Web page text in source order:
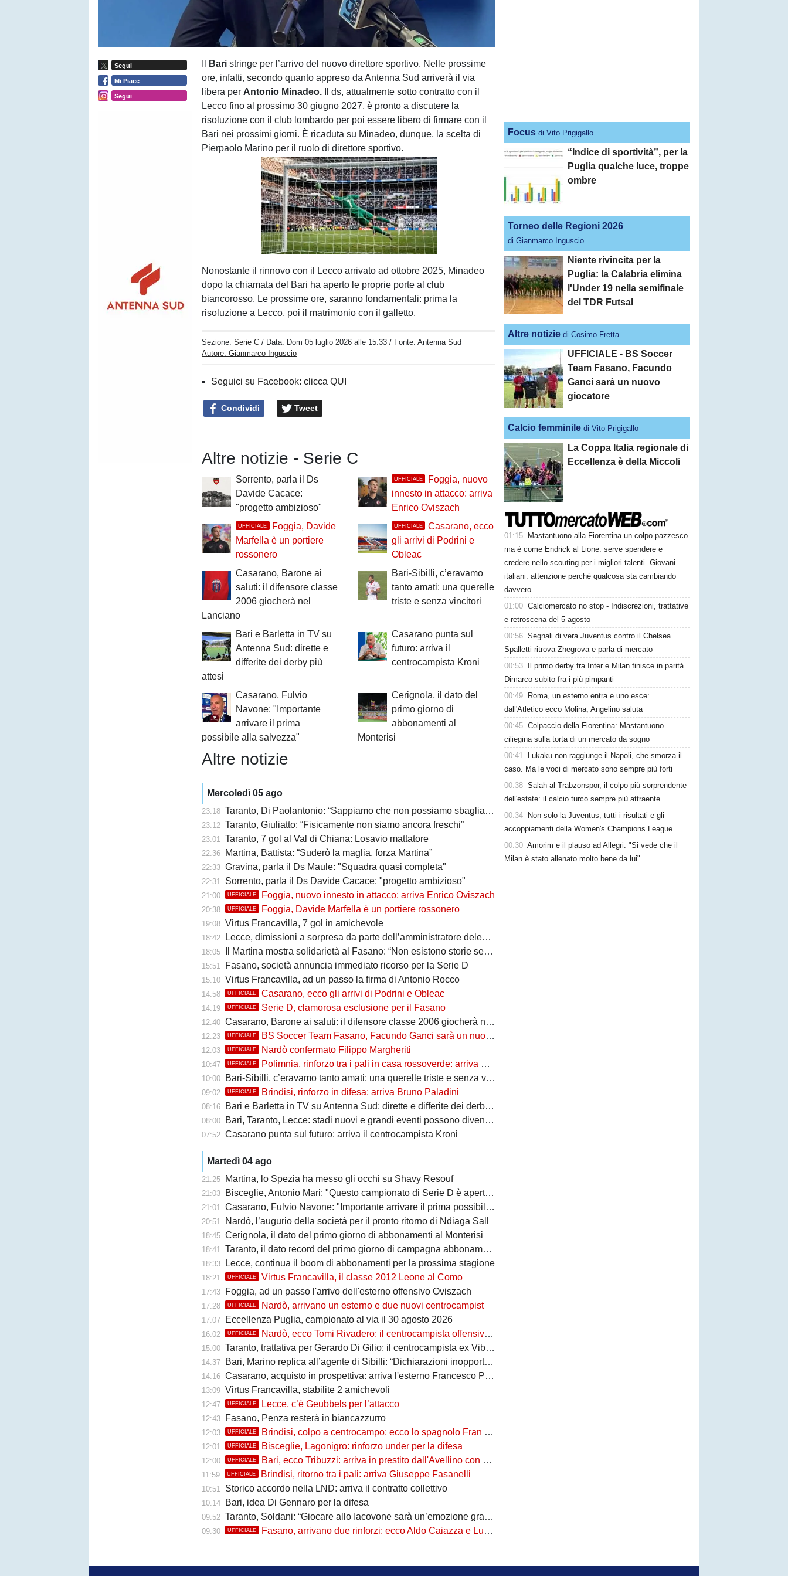
Segui
Mi Piace
Segui
Baristringe per l’arrivo del nuovo direttore sportivo. Nelle prossime
ore, infatti, secondo quanto appreso da Antenna Sud arriverà il via
libera per Antonio Minadeo. Il ds, attualmente sotto contratto con il
Lecco fino al prossimo 30 giugno 2027, è pronto a discutere la
risoluzione con il club lombardo per poi essere libero di firmare con il
Bari nei prossimi giorni. È ricaduta su Minadeo, dunque, la scelta di
Pierpaolo Marino per il ruolo di direttore sportivo.
Unmute
Loaded:
100.00%
Nonostante il rinnovo con il Lecco arrivato ad ottobre 2025, Minadeo
dopo la chiamata del Bari ha aperto le proprie porte al club
biancorosso. Le prossime ore, saranno fondamentali: prima la
risoluzione a Lecco, poi il matrimonio con il galletto.
Sezione:Serie C / Data: Dom 05 luglio 2026 alle 15:33 / Fonte: Antenna Sud
Autore: Gianmarco Inguscio
Seguici su Facebook: clicca QUI
Condividi Tweet
Altre notizie - Serie C
Sorrento, parla il Ds
Davide Cacace:
"progetto ambizioso"
UFFICIALE
Foggia, nuovo
innesto in attacco: arriva
Enrico Oviszach
UFFICIALE
Foggia, Davide
Marfella è un portiere
rossonero
UFFICIALE
Casarano, ecco
gli arrivi di Podrini e
Obleac
Casarano, Barone ai
saluti: il difensore classe
2006 giocherà nel
Lanciano
Bari-Sibilli, c’eravamo
tanto amati: una querelle
triste e senza vincitori
Bari e Barletta in TV su
Antenna Sud: dirette e
differite dei derby più
attesi
Casarano punta sul
futuro: arriva il
centrocampista Kroni
Casarano, Fulvio
Navone: "Importante
arrivare il prima
possibile alla salvezza"
Cerignola, il dato del
primo giorno di
abbonamenti al
Monterisi
Altre notizie
Mercoledì 05 ago
23:18 Taranto, Di Paolantonio: “Sappiamo che non possiamo sbagliare”
23:12 Taranto, Giuliatto: “Fisicamente non siamo ancora freschi”
23:01 Taranto, 7 gol al Val di Chiana: Losavio mattatore
22:36 Martina, Battista: “Suderò la maglia, forza Martina”
22:33 Gravina, parla il Ds Maule: "Squadra quasi completa"
22:31 Sorrento, parla il Ds Davide Cacace: "progetto ambizioso"
21:00 UFFICIALE Foggia, nuovo innesto in attacco: arriva Enrico Oviszach
20:38 UFFICIALE Foggia, Davide Marfella è un portiere rossonero
19:08 Virtus Francavilla, 7 gol in amichevole
18:42 Lecce, dimissioni a sorpresa da parte dell’amministratore delegato
18:05 Il Martina mostra solidarietà al Fasano: “Non esistono storie senza avversari”
15:51 Fasano, società annuncia immediato ricorso per la Serie D
15:10 Virtus Francavilla, ad un passo la firma di Antonio Rocco
14:58 UFFICIALE Casarano, ecco gli arrivi di Podrini e Obleac
14:19 UFFICIALE Serie D, clamorosa esclusione per il Fasano
12:40 Casarano, Barone ai saluti: il difensore classe 2006 giocherà nel Lanciano
12:23 UFFICIALE BS Soccer Team Fasano, Facundo Ganci sarà un nuovo giocatore
12:03 UFFICIALE Nardò confermato Filippo Margheriti
10:47 UFFICIALE Polimnia, rinforzo tra i pali in casa rossoverde: arriva Victor De Caro
10:00 Bari-Sibilli, c’eravamo tanto amati: una querelle triste e senza vincitori
09:02 UFFICIALE Brindisi, rinforzo in difesa: arriva Bruno Paladini
08:16 Bari e Barletta in TV su Antenna Sud: dirette e differite dei derby più attesi
08:00 Bari, Taranto, Lecce: stadi nuovi e grandi eventi possono diventare opportunità
07:52 Casarano punta sul futuro: arriva il centrocampista Kroni
Martedì 04 ago
21:25 Martina, lo Spezia ha messo gli occhi su Shavy Resouf
21:03 Bisceglie, Antonio Mari: "Questo campionato di Serie D è aperto a tutti"
21:01 Casarano, Fulvio Navone: "Importante arrivare il prima possibile alla salvezza"
20:51 Nardò, l’augurio della società per il pronto ritorno di Ndiaga Sall
18:45 Cerignola, il dato del primo giorno di abbonamenti al Monterisi
18:41 Taranto, il dato record del primo giorno di campagna abbonamenti
18:33 Lecce, continua il boom di abbonamenti per la prossima stagione
18:21 UFFICIALE Virtus Francavilla, il classe 2012 Leone al Como
17:43 Foggia, ad un passo l'arrivo dell'esterno offensivo Oviszach
17:28 UFFICIALE Nardò, arrivano un esterno e due nuovi centrocampist
17:07 Eccellenza Puglia, campionato al via il 30 agosto 2026
16:02 UFFICIALE Nardò, ecco Tomi Rivadero: il centrocampista offensivo argentino rinforza i granata
15:00 Taranto, trattativa per Gerardo Di Gilio: il centrocampista ex Vibonese nel mirino rossoblù
14:37 Bari, Marino replica all’agente di Sibilli: “Dichiarazioni inopportune e non veritiere”
14:16 Casarano, acquisto in prospettiva: arriva l'esterno Francesco Podrini
13:09 Virtus Francavilla, stabilite 2 amichevoli
12:47 UFFICIALE Lecce, c’è Geubbels per l’attacco
12:43 Fasano, Penza resterà in biancazzurro
12:03 UFFICIALE Brindisi, colpo a centrocampo: ecco lo spagnolo Fran Pérez Ganfornina
12:01 UFFICIALE Bisceglie, Lagonigro: rinforzo under per la difesa
12:00 UFFICIALE Bari, ecco Tribuzzi: arriva in prestito dall'Avellino con diritto di riscatto
11:59 UFFICIALE Brindisi, ritorno tra i pali: arriva Giuseppe Fasanelli
10:51 Storico accordo nella LND: arriva il contratto collettivo
10:14 Bari, idea Di Gennaro per la difesa
09:52 Taranto, Soldani: “Giocare allo Iacovone sarà un’emozione grandissima”
09:30 UFFICIALE Fasano, arrivano due rinforzi: ecco Aldo Caiazza e Luca Padovano
Focus di Vito Prigigallo
“Indice di sportività”, per la
Puglia qualche luce, troppe
ombre
Torneo delle Regioni 2026
di Gianmarco Inguscio
Niente rivincita per la
Puglia: la Calabria elimina
l'Under 19 nella semifinale
del TDR Futsal
Altre notizie di Cosimo Fretta
UFFICIALE - BS Soccer
Team Fasano, Facundo
Ganci sarà un nuovo
giocatore
Calcio femminile di Vito Prigigallo
La Coppa Italia regionale di
Eccellenza è della Miccoli
01:15
Mastantuono alla Fiorentina un colpo pazzesco
ma è come Endrick al Lione: serve spendere e
credere nello scouting per i migliori talenti. Giovani
italiani: attenzione perché qualcosa sta cambiando
davvero
01:00 Calciomercato no stop - Indiscrezioni, trattative
e retroscena del 5 agosto
00:56 Segnali di vera Juventus contro il Chelsea.
Spalletti ritrova Zhegrova e parla di mercato
00:53
Il primo derby fra Inter e Milan finisce in parità.
Dimarco subito fra i più pimpanti
00:49
Roma, un esterno entra e uno esce:
dall'Atletico ecco Molina, Angelino saluta
00:45 Colpaccio della Fiorentina: Mastantuono
ciliegina sulla torta di un mercato da sogno
00:41
Lukaku non raggiunge il Napoli, che smorza il
caso. Ma le voci di mercato sono sempre più forti
00:38 Salah al Trabzonspor, il colpo più sorprendente
dell'estate: il calcio turco sempre più attraente
00:34
Non solo la Juventus, tutti i risultati e gli
accoppiamenti della Women's Champions League
00:30 Amorim e il plauso ad Allegri: "Si vede che il
Milan è stato allenato molto bene da lui"